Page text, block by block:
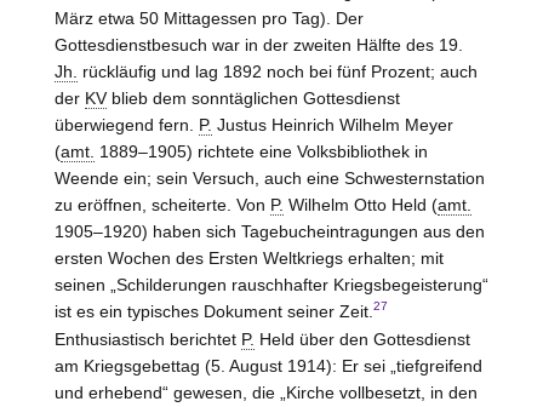
März etwa 50 Mittagessen pro Tag). Der
Gottesdienstbesuch war in der zweiten Hälfte des 19.
Jh.
rückläufig und lag 1892 noch bei fünf Prozent; auch
der KVblieb dem sonntäglichen Gottesdienst
überwiegend fern. P. Justus Heinrich Wilhelm Meyer
(amt. 1889–1905) richtete eine Volksbibliothek in
Weende ein; sein Versuch, auch eine Schwesternstation
zu eröffnen, scheiterte. Von P. Wilhelm Otto Held (amt.
1905–1920) haben sich Tagebucheintragungen aus den
ersten Wochen des Ersten Weltkriegs erhalten; mit
seinen „Schilderungen rauschhafter Kriegsbegeisterung“
ist es ein typisches Dokument seiner Zeit. 27
Enthusiastisch berichtet P. Held über den Gottesdienst
am Kriegsgebettag (5. August 1914): Er sei „tiefgreifend
und erhebend“ gewesen, die „Kirche vollbesetzt, in den